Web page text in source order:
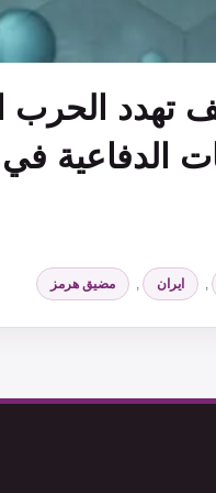
تهدد الحرب
الدفاعية في
, ايران , مضيق هرمز